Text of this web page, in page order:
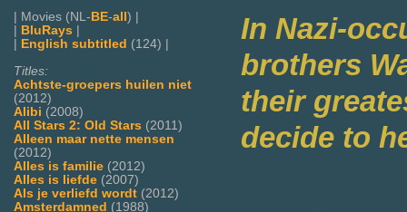
| Movies (NL-BE-all) |
| BluRays |
| English subtitled (124) |
Titles:
Achtste-groepers huilen niet
(2012)
Alibi (2008)
All Stars 2: Old Stars (2011)
Alleen maar nette mensen
(2012)
Alles is familie (2012)
Alles is liefde (2007)
Als je verliefd wordt (2012)
Amsterdamned (1988)
In Nazi-
brothers
their
decide to